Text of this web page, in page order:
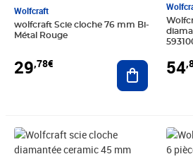
Wolfcraft
wolfcraft Scie cloche 76 mm Bi-
Métal Rouge
29,78€ Ajouter au
54
Prix 45,47€ Prix